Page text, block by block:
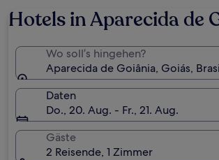
Hotels in Aparecida de
Wo soll’s hingehen?
Aparecida de Goiânia, Goiás,
Daten
Do., 20. Aug. - Fr., 21. Aug.
Gäste
2 Reisende, 1 Zimmer